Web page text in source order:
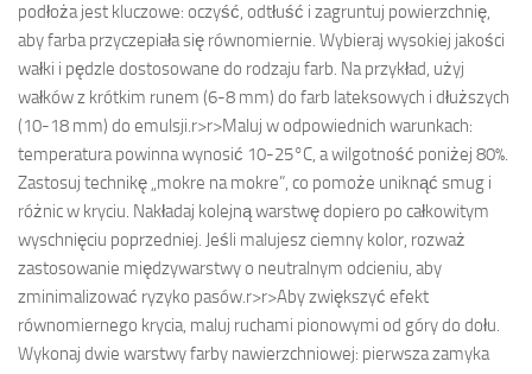
podłoża jest kluczowe: oczyść, odtłuść i zagruntuj powierzchnię,
aby farba przyczepiała się równomiernie. Wybieraj wysokiej jakości
wałki i pędzle dostosowane do rodzaju farb. Na przykład, użyj
wałków z krótkim runem (6-8 mm) do farb lateksowych i dłuższych
(10-18 mm) do emulsji.r>r>Maluj w odpowiednich warunkach:
temperatura powinna wynosić 10-25°C, a wilgotność poniżej 80%.
Zastosuj technikę „mokre na mokre”, co pomoże uniknąć smug i
różnic w kryciu. Nakładaj kolejną warstwę dopiero po całkowitym
wyschnięciu poprzedniej. Jeśli malujesz ciemny kolor, rozważ
zastosowanie międzywarstwy o neutralnym odcieniu, aby
zminimalizować ryzyko pasów.r>r>Aby zwiększyć efekt
równomiernego krycia, maluj ruchami pionowymi od góry do dołu.
Wykonaj dwie warstwy farby nawierzchniowej: pierwsza zamyka